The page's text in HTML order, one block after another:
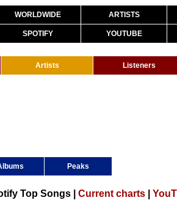
WORLDWIDE ARTISTS
SPOTIFY YOUTUBE
Artists Listeners
Peaks
Top Songs | Current charts